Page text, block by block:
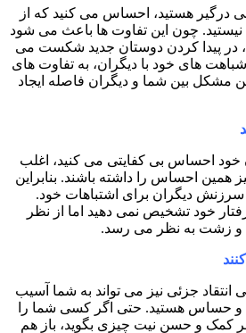
درگیر هستید، احساس می کنید که از
چون این تفاوت ها باعث می شود
در پیدا کردن دوستان جدید شکست می
های خود با دیگران، به تفاوت های
مشکل بین شما و دیگران فاصله ایجاد
خود احساس بی کفایتی می کنید، اغلب
همین احساس را داشته باشند. بنابراین
سرزنش دیگران برای اشتباهات خود.
خود تشخیص نمی دهید اما از نظر
بد و زشت به نظر می رسد.
انتقاد جزئی نیز می تواند به شما آسیب
و حساس هستید. حتی اگر کسی شما را
کمک و حسن نیت چیزی بگوید، باز هم